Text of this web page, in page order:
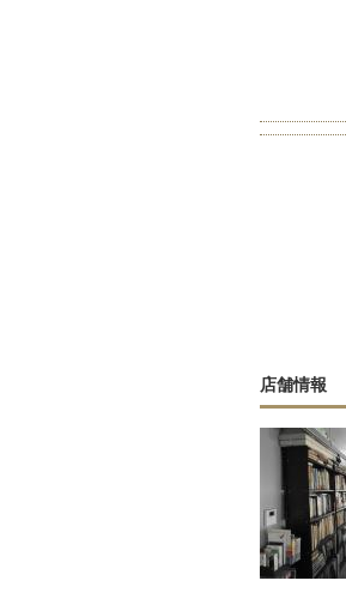
店舗情報